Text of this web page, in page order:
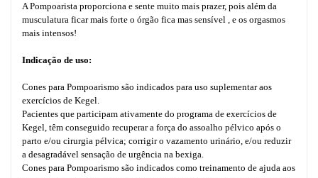
A Pompoarista proporciona e sente muito mais prazer, pois além da
musculatura ficar mais forte o órgão fica mas sensível , e os orgasmos
mais intensos!
Indicação de uso:
Cones para Pompoarismo são indicados para uso suplementar aos
exercícios de Kegel.
Pacientes que participam ativamente do programa de exercícios de
Kegel, têm conseguido recuperar a força do assoalho pélvico após o
parto e/ou cirurgia pélvica; corrigir o vazamento urinário, e/ou reduzir
a desagradável sensação de urgência na bexiga.
Cones para Pompoarismo são indicados como treinamento de ajuda aos